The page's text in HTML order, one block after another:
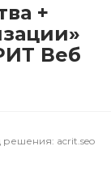
+
Веб
решения: acrit.seo